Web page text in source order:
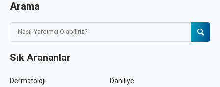
Arama
Sık Arananlar
Dermatoloji
Dahiliye